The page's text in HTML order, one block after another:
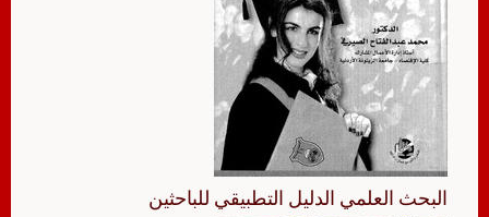
البحث العلمي الدليل التطبيقي للباحثين